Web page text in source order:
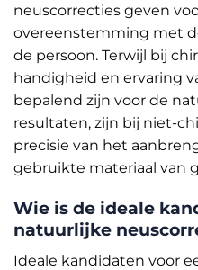
neuscorrecties geven
overeenstemming met
de persoon. Terwijl bij
handigheid en ervaring
bepalend zijn voor de
resultaten, zijn bij niet-
precisie van het
gebruikte materiaal van
Wie is de ideale
natuurlijke
Ideale kandidaten voor